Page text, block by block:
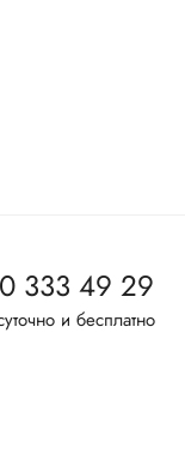
333 49 29
и бесплатно